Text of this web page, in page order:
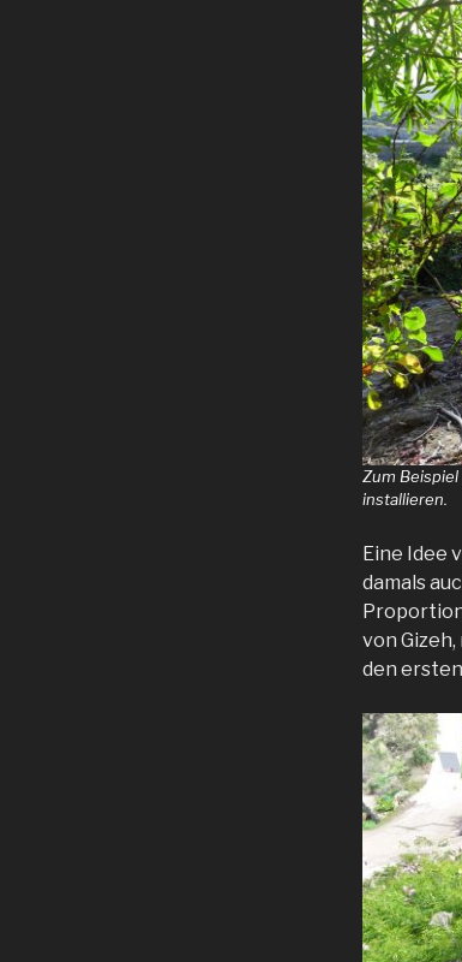
Zum
installieren.
Eine Idee
damals
von
den